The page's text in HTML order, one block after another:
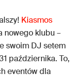
Kiasmos
nowego klubu –
swoim DJ setem
października. To,
eventów dla